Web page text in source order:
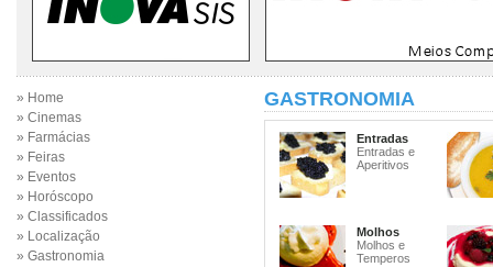
» Home
» Cinemas
» Farmácias
» Feiras
» Eventos
» Horóscopo
» Classificados
» Localização
» Gastronomia
GASTRONOMIA
Entradas
Entradas e
Aperitivos
Molhos
Molhos e
Temperos